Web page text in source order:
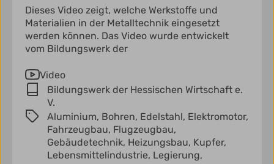
Dieses Video zeigt, welche Werkstoffe und
Materialien in der Metalltechnik eingesetzt
werden können. Das Video wurde entwickelt
vom Bildungswerk der
Video
Bildungswerk der Hessischen Wirtschaft e.
V.
Aluminium, Bohren, Edelstahl, Elektromotor,
Fahrzeugbau, Flugzeugbau,
Gebäudetechnik, Heizungsbau, Kupfer,
Lebensmittelindustrie, Legierung,